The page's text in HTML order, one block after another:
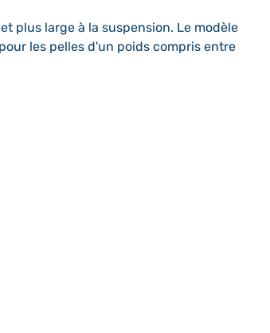
plus large à la suspension. Le modèle
les pelles d'un poids compris entre